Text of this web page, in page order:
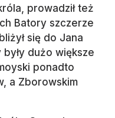
prowadził też
Batory szczerze
się do Jana
dużo większe
ponadto
a Zborowskim